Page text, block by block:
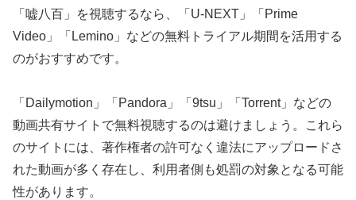
「嘘八百」を視聴するなら、「U-NEXT」「Prime
Video」「Lemino」などの無料トライアル期間を活用する
のがおすすめです。
「Dailymotion」「Pandora」「9tsu」「Torrent」などの
動画共有サイトで無料視聴するのは避けましょう。これら
のサイトには、著作権者の許可なく違法にアップロードさ
れた動画が多く存在し、利用者側も処罰の対象となる可能
性があります。